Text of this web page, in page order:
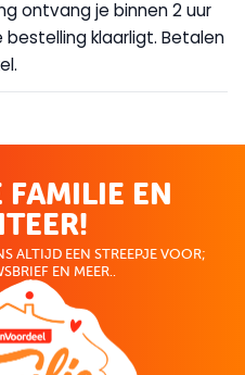
ontvang je binnen 2 uur
klaarligt. Betalen
EN
ALTIJD EEN STREEPJE VOOR;
EN MEER..